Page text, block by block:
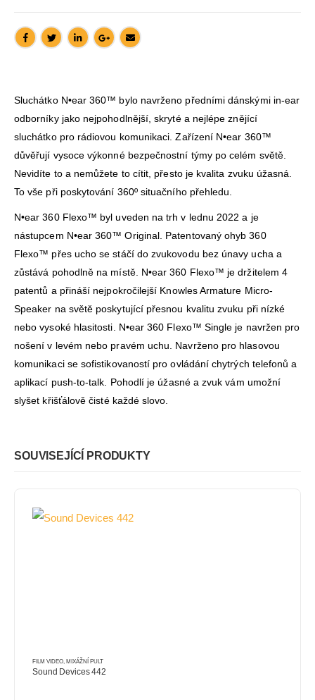
Sluchátko N•ear 360™ bylo navrženo předními dánskými in-ear
odborníky jako nejpohodlnější, skryté a nejlépe znějící
sluchátko pro rádiovou komunikaci. Zařízení N•ear 360™
důvěřují vysoce výkonné bezpečnostní týmy po celém světě.
Nevidíte to a nemůžete to cítit, přesto je kvalita zvuku úžasná.
To vše při poskytování 360º situačního přehledu.
N•ear 360 Flexo™ byl uveden na trh v lednu 2022 a je
nástupcem N•ear 360™ Original. Patentovaný ohyb 360
Flexo™ přes ucho se stáčí do zvukovodu bez únavy ucha a
zůstává pohodlně na místě. N•ear 360 Flexo™ je držitelem 4
patentů a přináší nejpokročilejší Knowles Armature Micro-
Speaker na světě poskytující přesnou kvalitu zvuku při nízké
nebo vysoké hlasitosti. N•ear 360 Flexo™ Single je navržen pro
nošení v levém nebo pravém uchu. Navrženo pro hlasovou
komunikaci se sofistikovaností pro ovládání chytrých telefonů a
aplikací push-to-talk. Pohodlí je úžasné a zvuk vám umožní
slyšet křišťálově čisté každé slovo.
SOUVISEJÍCÍ PRODUKTY
FILM VIDEO, MIXÁŽNÍ PULT
Sound Devices 442